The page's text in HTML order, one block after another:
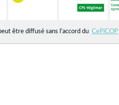
être diffusé sans l’accord du CePiCOP